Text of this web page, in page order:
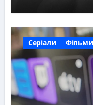
Серіали Фільми